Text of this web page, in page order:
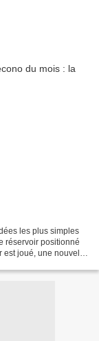
les plus simples
réservoir positionné
joué, une nouvelle